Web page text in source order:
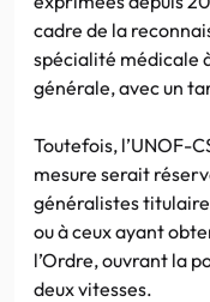
cadre de la
spécialité médicale
générale, avec un
Toutefois, l’UNOF-
mesure serait
généralistes
ou à ceux ayant
l’Ordre, ouvrant la
deux vitesses.